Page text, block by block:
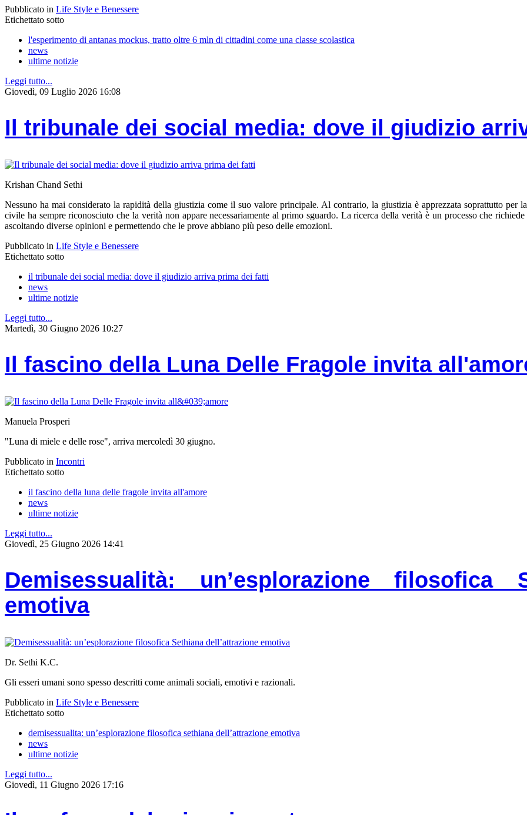
Pubblicato in Life Style e Benessere
Etichettato sotto
l'esperimento di antanas mockus, tratto oltre 6 mln di cittadini come una classe scolastica
news
ultime notizie
Leggi tutto...
Giovedì, 09 Luglio 2026 16:08
Il tribunale dei social media: dove il giudizio
Krishan Chand Sethi
Nessuno ha mai considerato la rapidità della giustizia come il suo valore principale. Al contrario, la giustizia è apprezzata soprattutto per
civile ha sempre riconosciuto che la verità non appare necessariamente al primo sguardo. La ricerca della verità è un processo che
ascoltando diverse opinioni e permettendo che le prove abbiano più peso delle emozioni.
Pubblicato in Life Style e Benessere
Etichettato sotto
il tribunale dei social media: dove il giudizio arriva prima dei fatti
news
ultime notizie
Leggi tutto...
Martedì, 30 Giugno 2026 10:27
Il fascino della Luna Delle Fragole invita
Manuela Prosperi
"Luna di miele e delle rose", arriva mercoledì 30 giugno.
Pubblicato in Incontri
Etichettato sotto
il fascino della luna delle fragole invita all'amore
news
ultime notizie
Leggi tutto...
Giovedì, 25 Giugno 2026 14:41
Demisessualità: un’esplorazione filosofica
emotiva
Dr. Sethi K.C.
Gli esseri umani sono spesso descritti come animali sociali, emotivi e razionali.
Pubblicato in Life Style e Benessere
Etichettato sotto
demisessualita: un’esplorazione filosofica sethiana dell’attrazione emotiva
news
ultime notizie
Leggi tutto...
Giovedì, 11 Giugno 2026 17:16